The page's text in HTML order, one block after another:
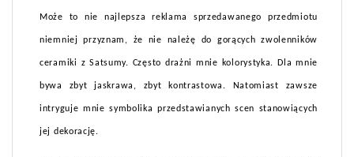
Może to nie najlepsza reklama sprzedawanego przedmiotu
niemniej przyznam, że nie należę do gorących zwolenników
ceramiki z Satsumy. Często drażni mnie kolorystyka. Dla mnie
bywa zbyt jaskrawa, zbyt kontrastowa. Natomiast zawsze
intryguje mnie symbolika przedstawianych scen stanowiących
jej dekorację.